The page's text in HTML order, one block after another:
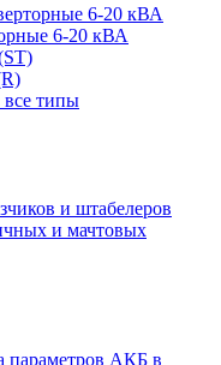
6-20 кВА
6-20 кВА
все типы
и штабелеров
и мачтовых
параметров АКБ в